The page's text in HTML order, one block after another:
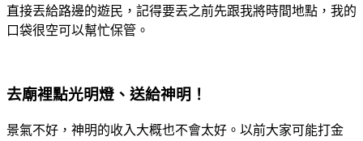
直接丟給路邊的遊民，記得要丟之前先跟我將時間地點，我的
口袋很空可以幫忙保管。
去廟裡點光明燈、送給神明！
景氣不好，神明的收入大概也不會太好。以前大家可能打金